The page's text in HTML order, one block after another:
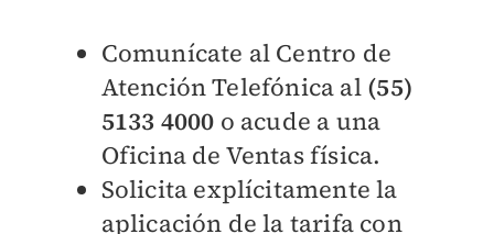
Comunícate al Centro de
Atención Telefónica al (55)
5133 4000 o acude a una
Oficina de Ventas física.
Solicita explícitamente la
aplicación de la tarifa con